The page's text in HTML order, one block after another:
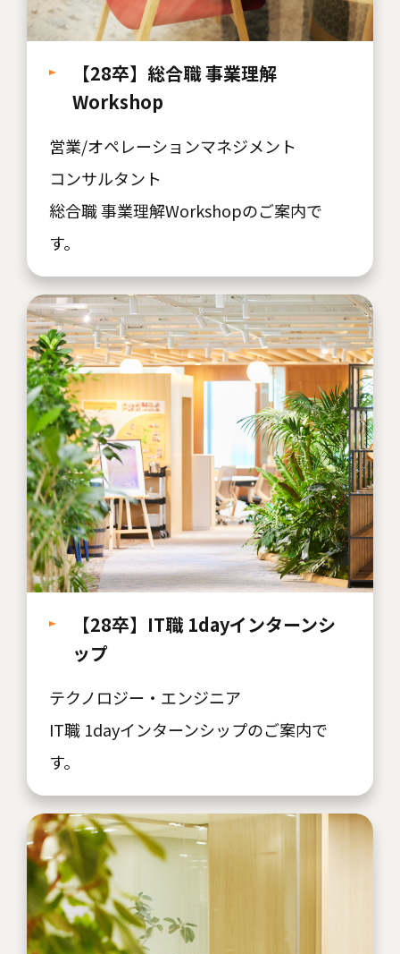
【28卒】総合職 事業理解
Workshop
営業/オペレーションマネジメント
コンサルタント
総合職 事業理解Workshopのご案内で
す。
【28卒】IT職 1dayインターンシ
ップ
テクノロジー・エンジニア
IT職 1dayインターンシップのご案内で
す。